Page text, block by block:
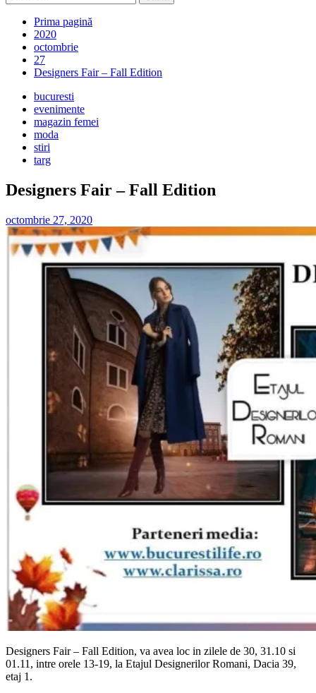
după:
Prima pagină
2020
octombrie
27
Designers Fair – Fall Edition
bucuresti
evenimente
magazin femei
moda
stiri
targ
Designers Fair – Fall Edition
octombrie 27, 2020
Designers Fair – Fall Edition, va avea loc in zilele de 30, 31.10 si
01.11, intre orele 13-19, la Etajul Designerilor Romani, Dacia 39,
etaj 1.